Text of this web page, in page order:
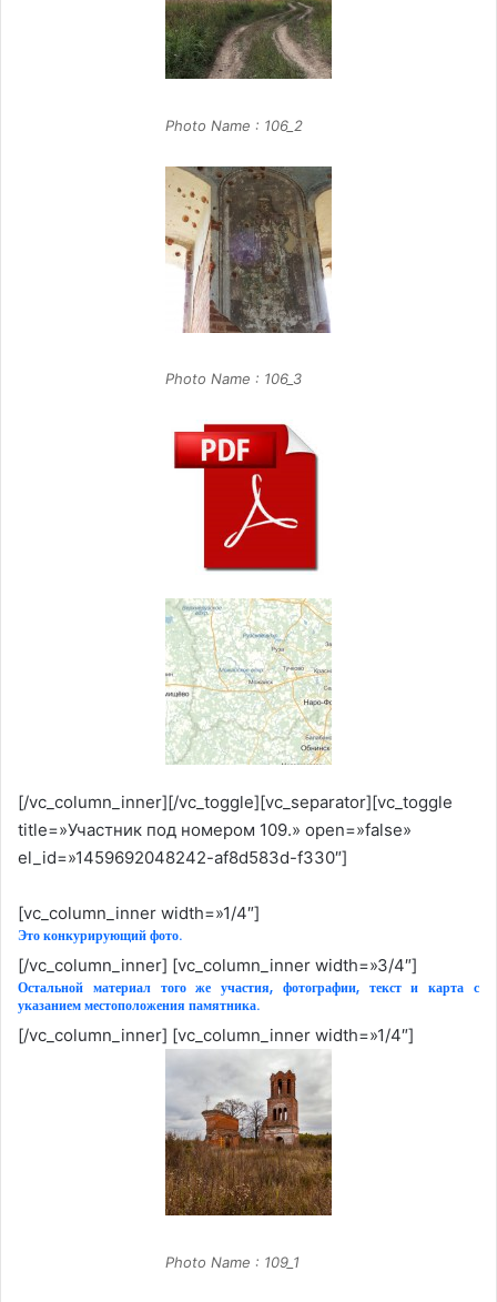
Photo Name : 106_2
Photo Name : 106_3
[/vc_column_inner][/vc_toggle][vc_separator][vc_toggle
title=»Участник под номером 109.» open=»false»
el_id=»1459692048242-af8d583d-f330″]
[vc_column_inner width=»1/4″]
Это конкурирующий фото.
[/vc_column_inner] [vc_column_inner width=»3/4″]
Остальной материал того же участия, фотографии, текст и карта с
указанием местоположения памятника.
[/vc_column_inner] [vc_column_inner width=»1/4″]
Photo Name : 109_1